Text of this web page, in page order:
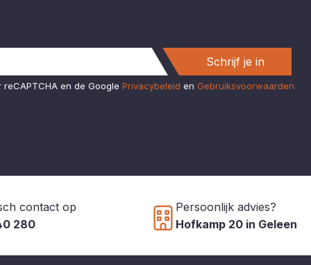
Schrijf je in
en de Google Privacybeleid en Gebruiksvoorwaarden
contact op
280
Persoonlijk advies?
Hofkamp 20 in Geleen